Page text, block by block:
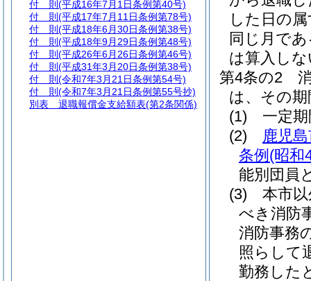
した日の
同じ月で
は算入し
第4条の2
は、その
(1)
一定
(2)
鹿児
条例 (昭和
能別団員
(3)
本市
べき消防
消防事務
照らして
勤務した
付 則 (平成16年7月1日条例第40号)
付 則 (平成17年7月11日条例第78号)
付 則 (平成18年6月30日条例第38号)
付 則 (平成18年9月29日条例第48号)
付 則 (平成26年6月26日条例第46号)
付 則 (平成31年3月20日条例第38号)
付 則 (令和7年3月21日条例第54号)
付 則 (令和7年3月21日条例第55号抄)
別表 退職報償金支給額表(第2条関係)